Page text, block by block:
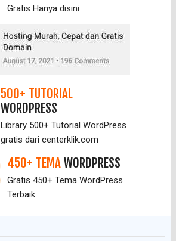
Gratis Hanya disini
500+ TUTORIAL
WORDPRESS
Library 500+ Tutorial WordPress
gratis dari centerklik.com
450+ TEMAWORDPRESS
Gratis 450+ Tema WordPress
Terbaik